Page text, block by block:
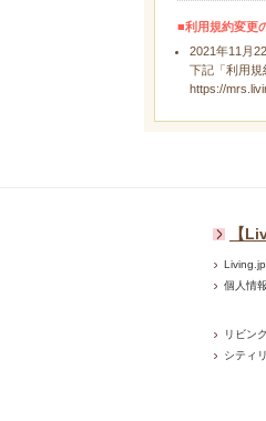
■利用規約変更
2021年11月
下記「利用規
https://
【
個人情
リビン
シティ